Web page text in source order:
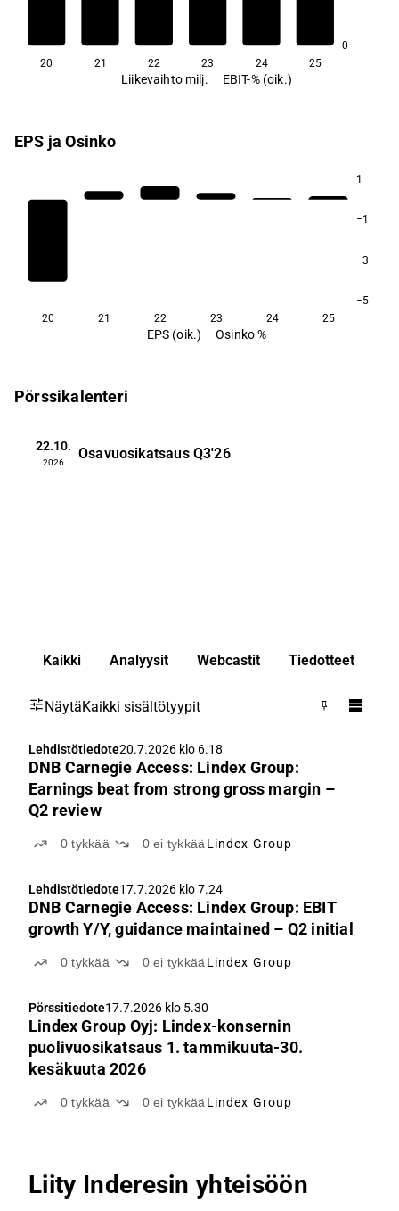
0
20 21 22 23 24 25
Liikevaihto milj. EBIT-% (oik.)
EPS ja Osinko
1
−1
−3
−5
20
21 22 23 24 25
EPS (oik.) Osinko %
Pörssikalenteri
22.10.
2026
Osavuosikatsaus Q3'26
Kaikki Analyysit Webcastit Tiedotteet
NäytäKaikki sisältötyypit
Lehdistötiedote20.7.2026 klo 6.18
DNB Carnegie Access: Lindex Group:
Earnings beat from strong gross margin –
Q2 review
0tykkää 0ei tykkää Lindex Group
Lehdistötiedote17.7.2026 klo 7.24
DNB Carnegie Access: Lindex Group: EBIT
growth Y/Y, guidance maintained – Q2 initial
0tykkää 0ei tykkää Lindex Group
Pörssitiedote17.7.2026 klo 5.30
Lindex Group Oyj: Lindex-konsernin
puolivuosikatsaus 1. tammikuuta-30.
kesäkuuta 2026
0tykkää 0ei tykkää Lindex Group
Liity Inderesin yhteisöön